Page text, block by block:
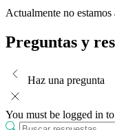
Actualmente no estamos
Preguntas y
Haz una pregunta
You must be logged in